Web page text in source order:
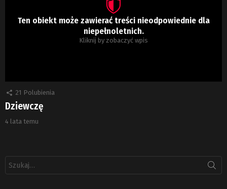
Ten obiekt może zawierać treści nieodpowiednie dla
niepełnoletnich.
Kliknij by zobaczyć wpis
21 Polubienia
Dziewczę
4 lata temu